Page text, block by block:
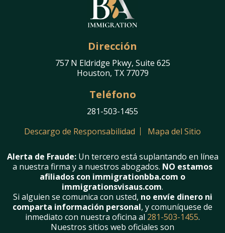
Dirección
757 N Eldridge Pkwy, Suite 625
Houston, TX 77079
Teléfono
281-503-1455
Descargo de Responsabilidad
Mapa del Sitio
Alerta de Fraude:Un tercero está suplantando en línea
a nuestra firma y a nuestros abogados. NO estamos
afiliados con immigrationbba.com o
immigrationsvisaus.com.
Si alguien se comunica con usted, no envíe dinero ni
comparta información personal, y comuníquese de
inmediato con nuestra oficina al 281-503-1455.
Nuestros sitios web oficiales son